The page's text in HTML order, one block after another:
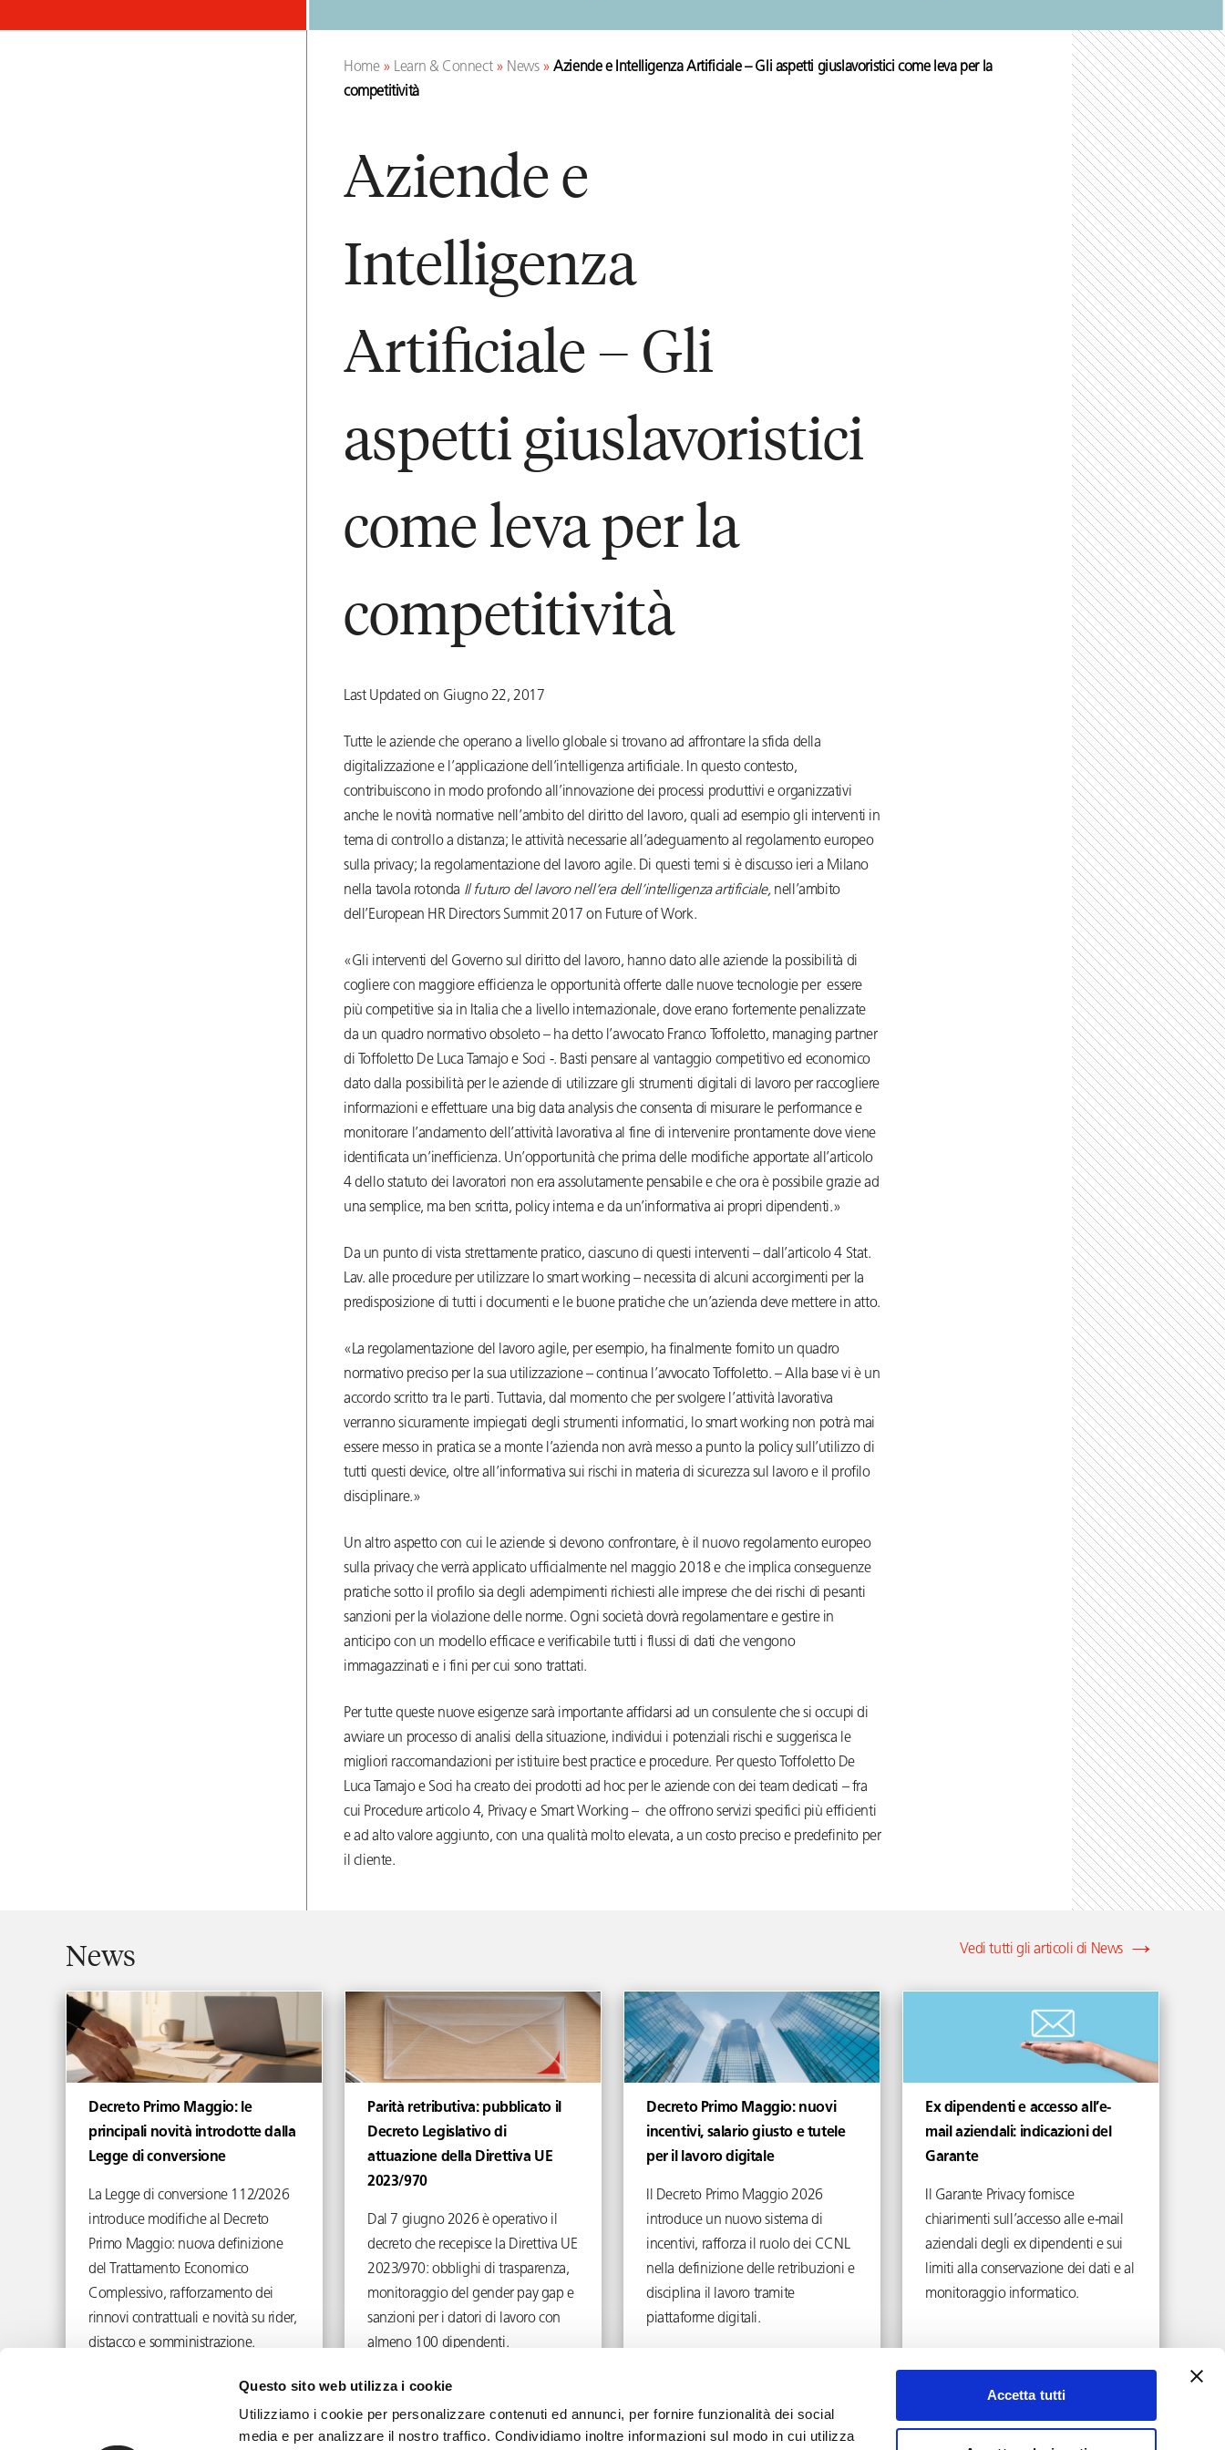
Questo sito web utilizza i cookie
Utilizziamo i cookie per personalizzare contenuti ed annunci, per fornire funzionalità dei social
media e per analizzare il nostro traffico. Condividiamo inoltre informazioni sul modo in cui utilizza
Accetta tutti
Home» Learn & Connect» News»Aziende e Intelligenza Artificiale – Gli aspetti giuslavoristici come leva per la
competitività
Aziende e
Intelligenza
Artificiale – Gli
aspetti giuslavoristici
come leva per la
competitività
Last Updated on Giugno 22, 2017
Tutte le aziende che operano a livello globale si trovano ad affrontare la sfida della
digitalizzazione e l’applicazione dell’intelligenza artificiale. In questo contesto,
contribuiscono in modo profondo all’innovazione dei processi produttivi e organizzativi
anche le novità normative nell’ambito del diritto del lavoro, quali ad esempio gli interventi in
tema di controllo a distanza; le attività necessarie all’adeguamento al regolamento europeo
sulla privacy; la regolamentazione del lavoro agile. Di questi temi si è discusso ieri a Milano
nella tavola rotonda Il futuro del lavoro nell’era dell’intelligenza artificiale,nell’ambito
dell’European HR Directors Summit 2017 on Future of Work.
«Gli interventi del Governo sul diritto del lavoro, hanno dato alle aziende la possibilità di
cogliere con maggiore efficienza le opportunità offerte dalle nuove tecnologie per essere
più competitive sia in Italia che a livello internazionale, dove erano fortemente penalizzate
da un quadro normativo obsoleto – ha detto l’avvocato Franco Toffoletto, managing partner
di Toffoletto De Luca Tamajo e Soci -. Basti pensare al vantaggio competitivo ed economico
dato dalla possibilità per le aziende di utilizzare gli strumenti digitali di lavoro per raccogliere
informazioni e effettuare una big data analysis che consenta di misurare le performance e
monitorare l’andamento dell’attività lavorativa al fine di intervenire prontamente dove viene
identificata un’inefficienza. Un’opportunità che prima delle modifiche apportate all’articolo
4 dello statuto dei lavoratori non era assolutamente pensabile e che ora è possibile grazie ad
una semplice, ma ben scritta, policy interna e da un’informativa ai propri dipendenti.»
Da un punto di vista strettamente pratico, ciascuno di questi interventi – dall’articolo 4 Stat.
Lav. alle procedure per utilizzare lo smart working – necessita di alcuni accorgimenti per la
predisposizione di tutti i documenti e le buone pratiche che un’azienda deve mettere in atto.
«La regolamentazione del lavoro agile, per esempio, ha finalmente fornito un quadro
normativo preciso per la sua utilizzazione – continua l’avvocato Toffoletto. – Alla base vi è un
accordo scritto tra le parti. Tuttavia, dal momento che per svolgere l’attività lavorativa
verranno sicuramente impiegati degli strumenti informatici, lo smart working non potrà mai
essere messo in pratica se a monte l’azienda non avrà messo a punto la policy sull’utilizzo di
tutti questi device, oltre all’informativa sui rischi in materia di sicurezza sul lavoro e il profilo
disciplinare.»
Un altro aspetto con cui le aziende si devono confrontare, è il nuovo regolamento europeo
sulla privacy che verrà applicato ufficialmente nel maggio 2018 e che implica conseguenze
pratiche sotto il profilo sia degli adempimenti richiesti alle imprese che dei rischi di pesanti
sanzioni per la violazione delle norme. Ogni società dovrà regolamentare e gestire in
anticipo con un modello efficace e verificabile tutti i flussi di dati che vengono
immagazzinati e i fini per cui sono trattati.
Per tutte queste nuove esigenze sarà importante affidarsi ad un consulente che si occupi di
avviare un processo di analisi della situazione, individui i potenziali rischi e suggerisca le
migliori raccomandazioni per istituire best practice e procedure. Per questo Toffoletto De
Luca Tamajo e Soci ha creato dei prodotti ad hoc per le aziende con dei team dedicati – fra
cui Procedure articolo 4, Privacy e Smart Working – che offrono servizi specifici più efficienti
e ad alto valore aggiunto, con una qualità molto elevata, a un costo preciso e predefinito per
il cliente.
News Vedi tutti gli articoli di News
Decreto Primo Maggio: le
principali novità introdotte dalla
Legge di conversione
La Legge di conversione 112/2026
introduce modifiche al Decreto
Primo Maggio: nuova definizione
del Trattamento Economico
Complessivo, rafforzamento dei
rinnovi contrattuali e novità su rider,
distacco e somministrazione.
Parità retributiva: pubblicato il
Decreto Legislativo di
attuazione della Direttiva UE
2023/970
Giugno 4, 2026
Dal 7 giugno 2026 è operativo il
decreto che recepisce la Direttiva UE
2023/970: obblighi di trasparenza,
monitoraggio del gender pay gap e
sanzioni per i datori di lavoro con
almeno 100 dipendenti.
Decreto Primo Maggio: nuovi
incentivi, salario giusto e tutele
per il lavoro digitale
Il Decreto Primo Maggio 2026
introduce un nuovo sistema di
incentivi, rafforza il ruolo dei CCNL
nella definizione delle retribuzioni e
disciplina il lavoro tramite
piattaforme digitali.
Ex dipendenti e accesso all’e-
mail aziendali: indicazioni del
Garante
Il Garante Privacy fornisce
chiarimenti sull’accesso alle e-mail
aziendali degli ex dipendenti e sui
limiti alla conservazione dei dati e al
monitoraggio informatico.